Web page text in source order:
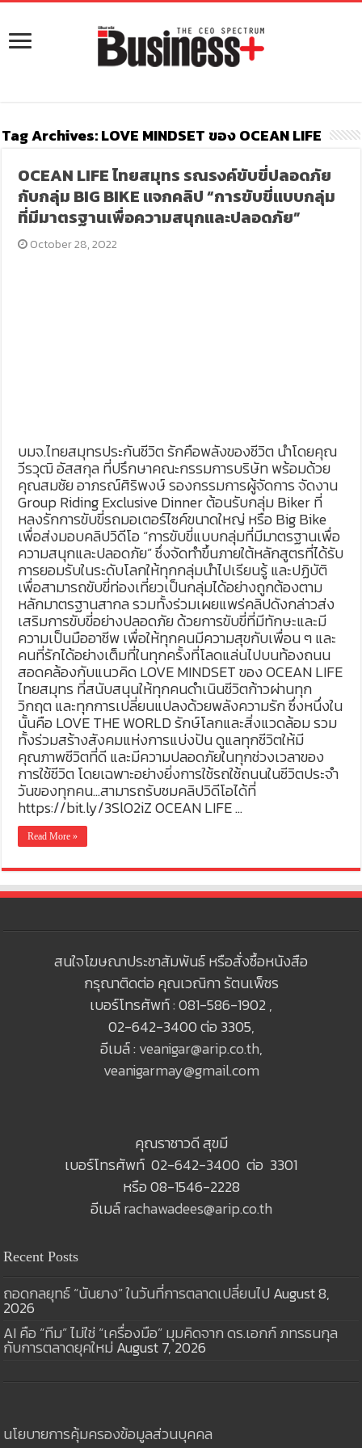
Tag Archives:LOVE MINDSET ของ OCEAN LIFE
OCEAN LIFE ไทยสมุทร รณรงค์ขับขี่ปลอดภัย
กับกลุ่ม BIG BIKE แจกคลิป “การขับขี่แบบกลุ่ม
ที่มีมาตรฐานเพื่อความสนุกและปลอดภัย”
October 28, 2022
บมจ.ไทยสมุทรประกันชีวิต รักคือพลังของชีวิต นำโดยคุณ
วีรวุฒิ อัสสกุล ที่ปรึกษาคณะกรรมการบริษัท พร้อมด้วย
คุณสมชัย อาภรณ์ศิริพงษ์ รองกรรมการผู้จัดการ จัดงาน
Group Riding Exclusive Dinner ต้อนรับกลุ่ม Biker ที่
หลงรักการขับขี่รถมอเตอร์ไซค์ขนาดใหญ่ หรือ Big Bike
เพื่อส่งมอบคลิปวิดีโอ “การขับขี่แบบกลุ่มที่มีมาตรฐานเพื่อ
ความสนุกและปลอดภัย” ซึ่งจัดทำขึ้นภายใต้หลักสูตรที่ได้รับ
การยอมรับในระดับโลกให้ทุกกลุ่มนำไปเรียนรู้ และปฏิบัติ
เพื่อสามารถขับขี่ท่องเที่ยวเป็นกลุ่มได้อย่างถูกต้องตาม
หลักมาตรฐานสากล รวมทั้งร่วมเผยแพร่คลิปดังกล่าวส่ง
เสริมการขับขี่อย่างปลอดภัย ด้วยการขับขี่ที่มีทักษะและมี
ความเป็นมืออาชีพ เพื่อให้ทุกคนมีความสุขกับเพื่อน ๆ และ
คนที่รักได้อย่างเต็มที่ในทุกครั้งที่โลดแล่นไปบนท้องถนน
สอดคล้องกับแนวคิด LOVE MINDSET ของ OCEAN LIFE
ไทยสมุทร ที่สนับสนุนให้ทุกคนดำเนินชีวิตก้าวผ่านทุก
วิกฤต และทุกการเปลี่ยนแปลงด้วยพลังความรัก ซึ่งหนึ่งใน
นั้นคือ LOVE THE WORLD รักษ์โลกและสิ่งแวดล้อม รวม
ทั้งร่วมสร้างสังคมแห่งการแบ่งปัน ดูแลทุกชีวิตให้มี
คุณภาพชีวิตที่ดี และมีความปลอดภัยในทุกช่วงเวลาของ
การใช้ชีวิต โดยเฉพาะอย่างยิ่งการใช้รถใช้ถนนในชีวิตประจำ
วันของทุกคน…สามารถรับชมคลิปวิดีโอได้ที่
https://bit.ly/3SlO2iZ OCEAN LIFE …
Read More »
สนใจโฆษณาประชาสัมพันธ์ หรือสั่งซื้อหนังสือ
กรุณาติดต่อ คุณเวณิกา รัตนเพ็ชร
เบอร์โทรศัพท์ : 081-586-1902 ,
02-642-3400 ต่อ 3305,
อีเมล์ : veanigar@arip.co.th,
veanigarmay@gmail.com
คุณราชาวดี สุขมี
เบอร์โทรศัพท์ 02-642-3400 ต่อ 3301
หรือ 08-1546-2228
อีเมล์rachawadees@arip.co.th
Recent Posts
ถอดกลยุทธ์ “นันยาง” ในวันที่การตลาดเปลี่ยนไป August 8,
2026
AI คือ “ทีม” ไม่ใช่ “เครื่องมือ” มุมคิดจาก ดร.เอกก์ ภทรธนกุล
กับการตลาดยุคใหม่ August 7, 2026
นโยบายการคุ้มครองข้อมูลส่วนบุคคล